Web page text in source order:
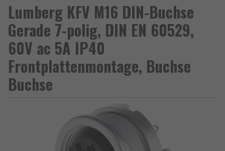
Lumberg KFV M16 DIN-Buchse
Gerade 7-polig, DIN EN 60529,
60V ac 5A IP40
Frontplattenmontage, Buchse
Buchse